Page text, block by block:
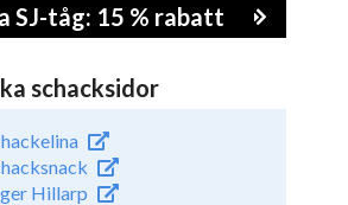
SJ-tåg: 15 % rabatt
schacksidor
Hillarp